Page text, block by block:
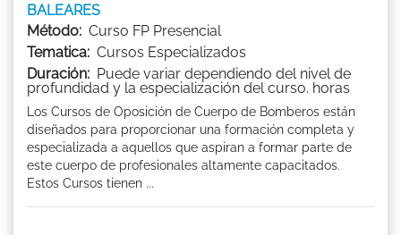
BALEARES
Método: Curso FP Presencial
Tematica: Cursos Especializados
Duración: Puede variar dependiendo del nivel de
profundidad y la especialización del curso. horas
Los Cursos de Oposición de Cuerpo de Bomberos están
diseñados para proporcionar una formación completa y
especializada a aquellos que aspiran a formar parte de
este cuerpo de profesionales altamente capacitados.
Estos Cursos tienen ...